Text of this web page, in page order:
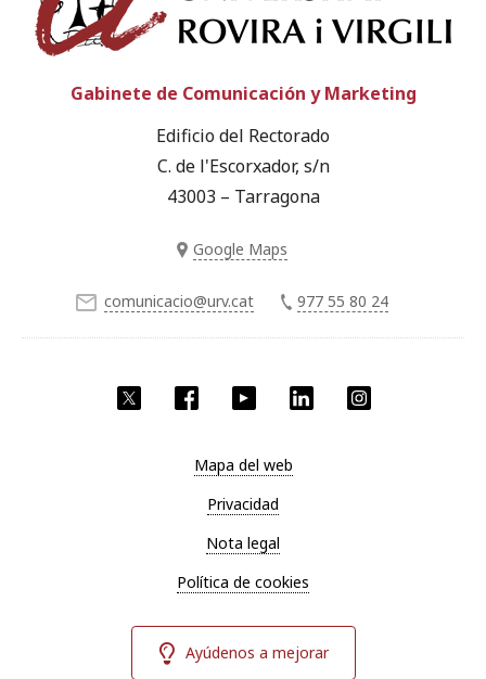
Twitter Facebook YouTube LinkedIn
Gabinete de Comunicación y Marketing
Edificio del Rectorado
C. de l'Escorxador, s/n
43003 – Tarragona
Google Maps
comunicacio@urv.cat 977 55 80 24
Mapa del web
Privacidad
Nota legal
Política de cookies
Ayúdenos a mejorar